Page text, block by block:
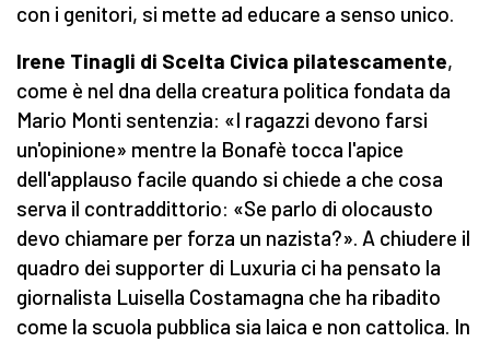
con i genitori, si mette ad educare a senso unico.
Irene Tinagli di Scelta Civica pilatescamente,
come è nel dna della creatura politica fondata da
Mario Monti sentenzia: «I ragazzi devono farsi
un'opinione» mentre la Bonafè tocca l'apice
dell'applauso facile quando si chiede a che cosa
serva il contraddittorio: «Se parlo di olocausto
devo chiamare per forza un nazista?». A chiudere il
quadro dei supporter di Luxuria ci ha pensato la
giornalista Luisella Costamagna che ha ribadito
come la scuola pubblica sia laica e non cattolica. In